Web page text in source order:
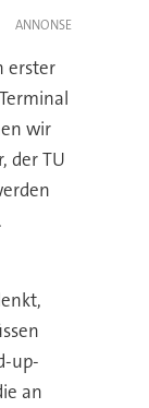
erster
wir
der TU
up-
an